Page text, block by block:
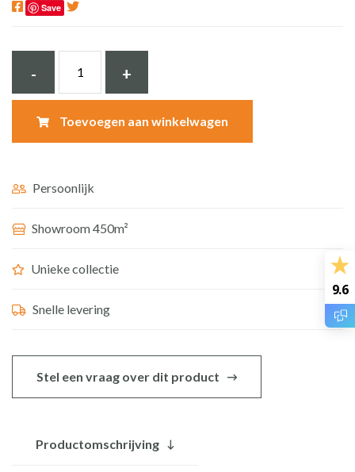
Save
-
wastafelmengkraan
166
chroom
+
Toevoegen aan winkelwagen
Persoonlijk
Showroom 450m²
Unieke collectie
Snelle levering
Stel een vraag over dit product
Productomschrijving
9.6